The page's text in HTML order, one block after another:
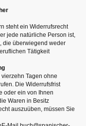
steht ein Widerrufsrecht
jede natürliche Person ist,
die überwiegend weder
Tätigkeit
Tagen ohne
Die Widerrufsfrist
oder ein von Ihnen
Waren in Besitz
auszuüben, müssen Sie